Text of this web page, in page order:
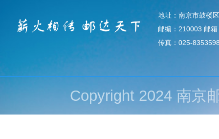
地址：南京市鼓楼
邮编：210003 邮
传真：025-
Copyright 2024 南京